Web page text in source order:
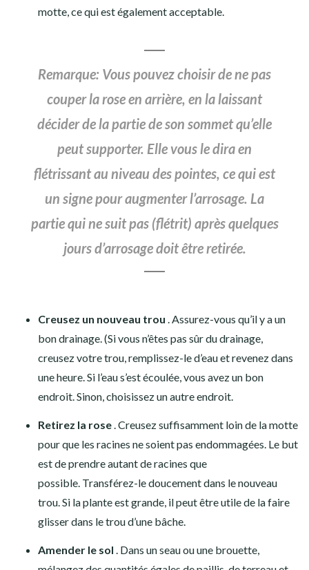
motte, ce qui est également acceptable.
Remarque: Vous pouvez choisir de ne pas
couper la rose en arrière, en la laissant
décider de la partie de son sommet qu’elle
peut supporter. Elle vous le dira en
flétrissant au niveau des pointes, ce qui est
un signe pour augmenter l’arrosage. La
partie qui ne suit pas (flétrit) après quelques
jours d’arrosage doit être retirée.
Creusez un nouveau trou . Assurez-vous qu’il y a un
bon drainage. (Si vous n’êtes pas sûr du drainage,
creusez votre trou, remplissez-le d’eau et revenez dans
une heure. Si l’eau s’est écoulée, vous avez un bon
endroit. Sinon, choisissez un autre endroit.
Retirez la rose. Creusez suffisamment loin de la motte
pour que les racines ne soient pas endommagées. Le but
est de prendre autant de racines que
possible. Transférez-le doucement dans le nouveau
trou. Si la plante est grande, il peut être utile de la faire
glisser dans le trou d’une bâche.
Amender le sol . Dans un seau ou une brouette,